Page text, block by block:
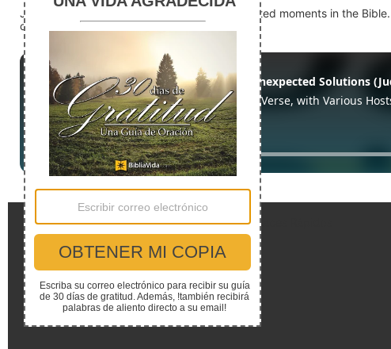
Judges 4:21 records one of the most unexpected moments in the
courageously acted at a pivotal moment.
Enlaces Rápidos